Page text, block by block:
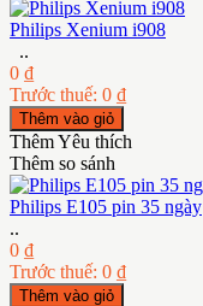
Philips Xenium i908
..
0 ₫
Trước thuế: 0 ₫
Thêm Yêu thích
Thêm so sánh
Philips E105 pin 35 ngày
..
0 ₫
Trước thuế: 0 ₫